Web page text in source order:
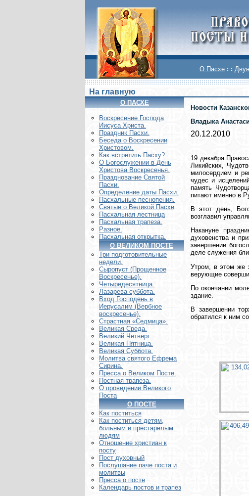
О Пасхе : :
На главную
О ПАСХЕ
Воскреcение Господа
Иисуса Христа.
Праздник Пасхи.
Беседа о Воскресении
Христовом.
Как встретить Пасху?
О Богослужении в День
Христова Воскресенья.
Празднование Святой
Пасхи.
Определение даты Пасхи.
Пасхальные песнопения.
Святые о Великой Пасхе
Пасхальная лестница
Пасхальная трапеза.
Разное.
Пасхальная открытка.
О ВЕЛИКОМ ПОСТЕ
Три подготовительные
недели.
Сыропуст (Прощенное
Воскресенье).
Четыредесятница.
Лазарева суббота.
Вход Господень в
Иерусалим (Вербное
воскресенье).
Страстная «Седмица».
Великая Среда.
Великий Четверг.
Великая Пятница.
Великая Суббота.
Молитва святого Ефрема
Сирина.
Пресса о Великом Посте.
Постная трапеза.
О проведении Великого
Поста
О ПОСТЕ
Как поститься
Как поститься детям,
больным и престарелым
людям
Отношение христиан к
посту
Пост духовный
Послушание паче поста и
молитвы
Пресса о посте
Календарь постов и трапез
Новости
Владыка
20.12.2010
19 декабря
Ликийских,
милосердием и
чудес и
память
питают именно в
В этот день,
возглавил
Накануне
духовенства и
завершении
деле служения
Утром, в этом же
верующие
По окончании
здание.
В завершении
обратился к ним